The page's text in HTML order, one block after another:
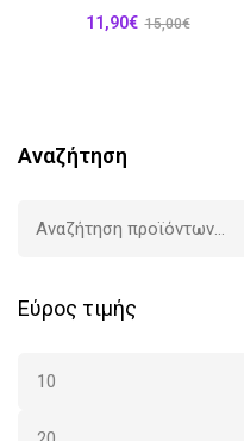
11,90€ 15,00€
Αναζήτηση
Εύρος τιμής